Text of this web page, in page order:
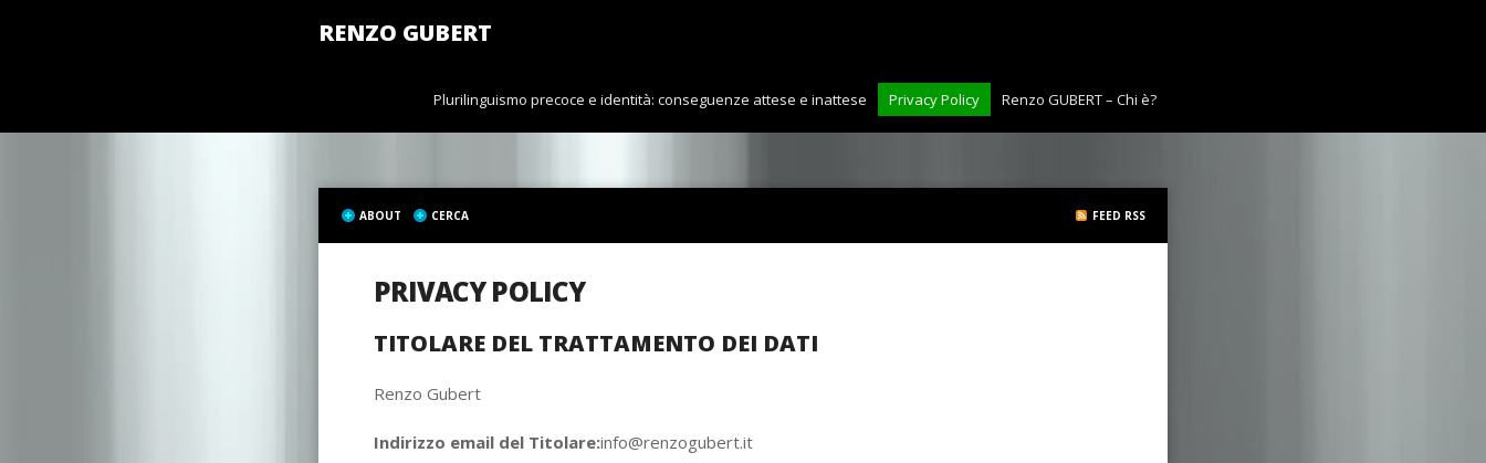
RENZO GUBERT
Plurilinguismo precoce e identità: conseguenze attese e inattese Privacy Policy Renzo GUBERT – Chi è?
ABOUT CERCA FEED RSS
PRIVACY POLICY
TITOLARE DEL TRATTAMENTO DEI DATI
Renzo Gubert
Indirizzo email del Titolare:info@renzogubert.it